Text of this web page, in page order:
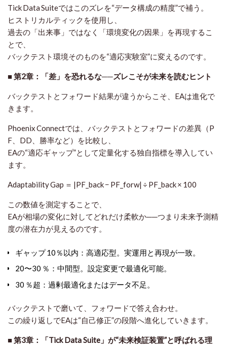
Tick Data Suiteではこのズレを“データ構成の精度”で補う。
ヒストリカルティックを使用し、
過去の「出来事」ではなく「環境変化の因果」を再現するこ
とで、
バックテスト環境そのものを“適応実験室”に変えるのです。
■ 第2章：「差」を恐れるな──ズレこそが未来を読むヒント
バックテストとフォワード結果が違うからこそ、EAは進化で
きます。
Phoenix Connectでは、バックテストとフォワードの差異（P
F、DD、勝率など）を比較し、
EAの“適応ギャップ”として定量化する独自指標を導入してい
ます。
Adaptability Gap ＝ |PF_back − PF_forw| ÷ PF_back × 100
この数値を測定することで、
EAが相場の変化に対してどれだけ柔軟か──つまり未来予測精
度の潜在力が見えるのです。
ギャップ 10％以内：高適応型。実運用と再現が一致。
20〜30 ％：中間型。設定変更で最適化可能。
30 ％超：過剰最適化またはデータ不足。
バックテストで磨いて、フォワードで答え合わせ。
この繰り返しでEAは“自己修正”の段階へ進化していきます。
■ 第3章：「Tick Data Suite」が“未来検証装置”と呼ばれる理